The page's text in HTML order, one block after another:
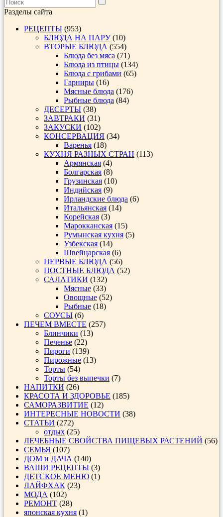
Разделы сайта
РЕЦЕПТЫ (953)
БЛЮДА НА ПАРУ(10)
ВТОРЫЕ БЛЮДА (554)
Блюда без мяса (71)
Блюда из птицы (134)
Блюда с грибами (65)
Гарниры (16)
Мясные блюда (176)
Рыбные блюда (84)
ДЕСЕРТЫ (38)
ЗАВТРАКИ (31)
ЗАКУСКИ (102)
КОНСЕРВАЦИЯ (34)
Варенья (18)
КУХНЯ РАЗНЫХ СТРАН (113)
Армянская (4)
Болгарская (8)
Грузинская (10)
Индийская (9)
Ирландские блюда (6)
Итальянская (14)
Корейская (3)
Марокканская (15)
Румынская кухня (5)
Узбекская (14)
Швейцарская (6)
ПЕРВЫЕ БЛЮДА (56)
ПОСТНЫЕ БЛЮДА (52)
САЛАТИКИ (132)
Мясные (33)
Овощные (52)
Рыбные (18)
СОУСЫ (6)
ПЕЧЕМ ВМЕСТЕ (257)
Блинчики (13)
Печенье (22)
Пироги (139)
Пирожные (13)
Торты (54)
Торты без выпечки (7)
НАПИТКИ (26)
КРАСОТА И ЗДОРОВЬЕ (185)
САМОРАЗВИТИЕ (12)
ИНТЕРЕСНЫЕ НОВОСТИ (38)
СТАТЬИ (272)
отдых (25)
ЛЕЧЕБНЫЕ СВОЙСТВА ПИЩЕВЫХ РАСТЕНИЙ (56)
СЕМЬЯ (107)
ДОМ и ДАЧА (140)
ВАШИ РЕЦЕПТЫ (3)
ДЕТСКОЕ МЕНЮ (1)
ЛАЙФХАК (23)
МОДА (102)
РЕМОНТ (28)
японская кухня (1)